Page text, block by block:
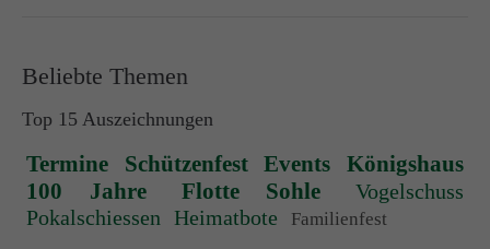
About us
Lorem ipsum dolor sit amet, consectetuer adipiscing elit.
Aenean commodo ligula eget dolor. Aenean massa. Cum sociis
natoque penatibus et magnis dis parturient montes, nascetur
ridiculus mus. Donec quam felis, ultricies nec.
Beliebte Themen
Top 15 Auszeichnungen
Termine Schützenfest Events
Königshaus
100 Jahre
Flotte Sohle
Vogelschuss
Pokalschiessen
Heimatbote Familienfest